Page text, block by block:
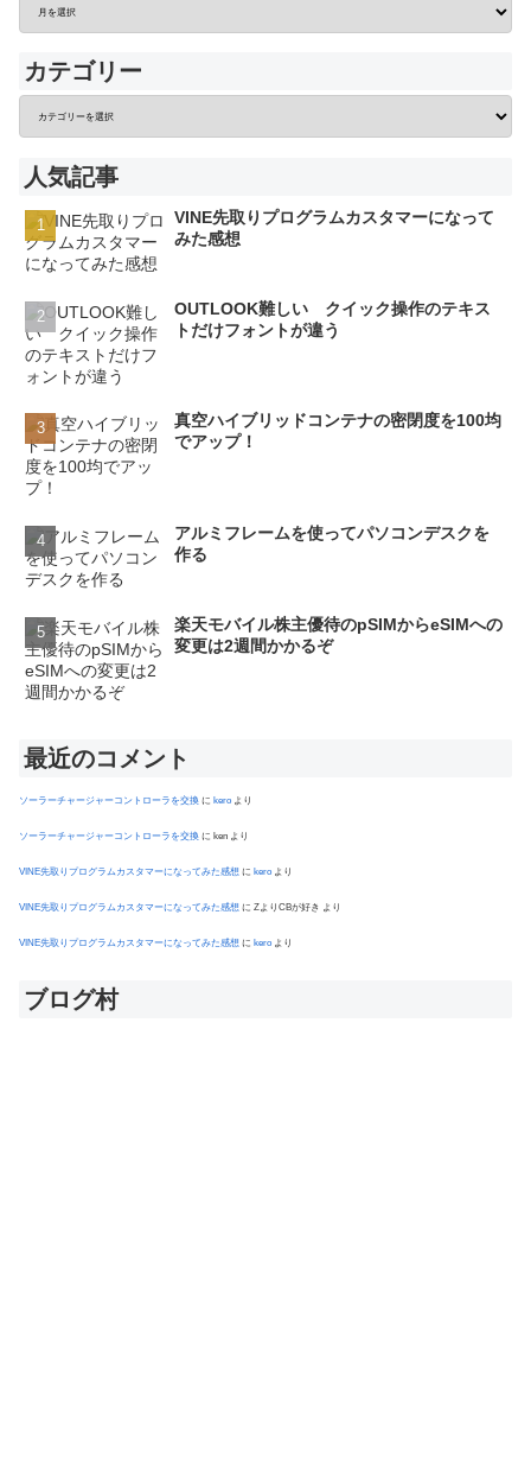
カテゴリー
人気記事
VINE先取りプログラムカスタマーになって
みた感想
OUTLOOK難しい クイック操作のテキス
トだけフォントが違う
真空ハイブリッドコンテナの密閉度を100均
でアップ！
アルミフレームを使ってパソコンデスクを
作る
楽天モバイル株主優待のpSIMからeSIMへの
変更は2週間かかるぞ
最近のコメント
ソーラーチャージャーコントローラを交換 に kero より
ソーラーチャージャーコントローラを交換 に ken より
VINE先取りプログラムカスタマーになってみた感想 に kero より
VINE先取りプログラムカスタマーになってみた感想 に ZよりCBが好き より
VINE先取りプログラムカスタマーになってみた感想 に kero より
ブログ村